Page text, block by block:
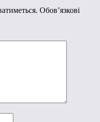
Обов’язкові